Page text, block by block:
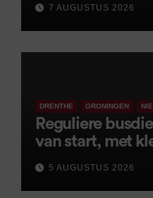
7 AUGUSTUS 2026
DRENTHE GRONINGEN
Reguliere
van start, met
5 AUGUSTUS 2026